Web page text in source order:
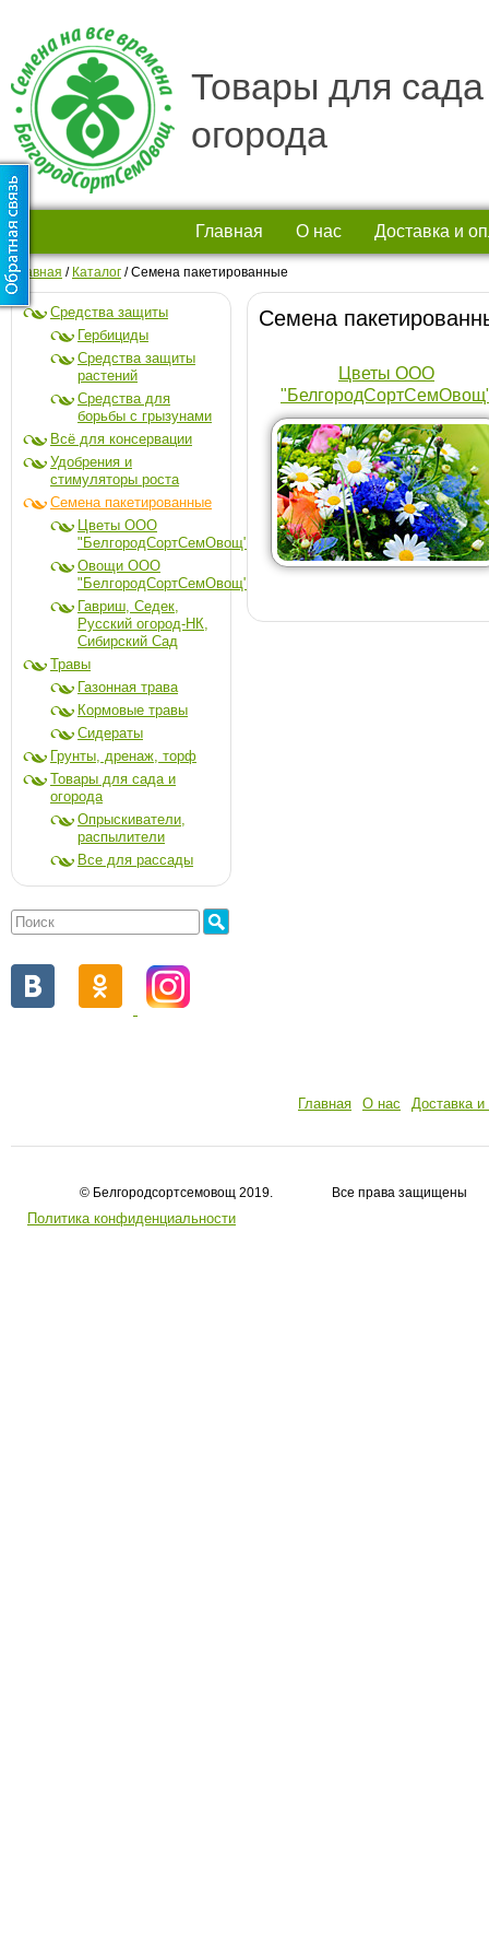
Товары для
огорода
Главная О нас Доставка и
Главная / Каталог / Семена пакетированные
Средства защиты
Гербициды
Средства защиты
растений
Средства для
борьбы с грызунами
Всё для консервации
Удобрения и
стимуляторы роста
Семена пакетированные
Цветы ООО
"БелгородСортСемОвощ"
Овощи ООО
"БелгородСортСемОвощ"
Гавриш, Седек,
Русский огород-НК,
Сибирский Сад
Травы
Газонная трава
Кормовые травы
Сидераты
Грунты, дренаж, торф
Товары для сада и
огорода
Опрыскиватели,
распылители
Все для рассады
Семена
Цветы ООО
Главная О нас Доставка и
© Белгородсортсемовощ 2019. Все права защищены
Политика конфиденциальности